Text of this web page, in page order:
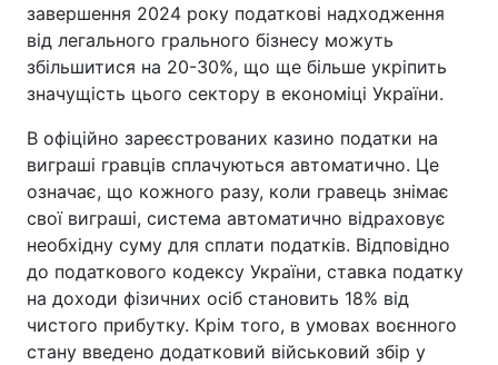
завершення 2024 року податкові надходження
від легального грального бізнесу можуть
збільшитися на 20-30%, що ще більше укріпить
значущість цього сектору в економіці України.
В офіційно зареєстрованих казино податки на
виграші гравців сплачуються автоматично. Це
означає, що кожного разу, коли гравець знімає
свої виграші, система автоматично відраховує
необхідну суму для сплати податків. Відповідно
до податкового кодексу України, ставка податку
на доходи фізичних осіб становить 18% від
чистого прибутку. Крім того, в умовах воєнного
стану введено додатковий військовий збір у